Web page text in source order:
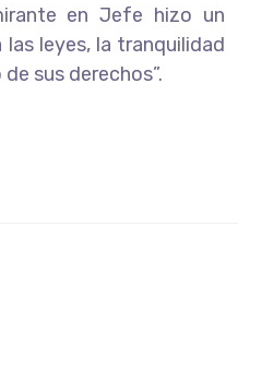
en Jefe hizo un
las leyes, la tranquilidad
sus derechos”.